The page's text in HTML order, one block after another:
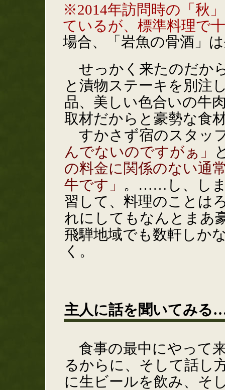
※2014年訪問時の「秋
ているが、標準料理で
場合、「岩魚の骨酒」
せっかく来たのだか
と漬物ステーキを別注
品、美しい色合いの牛
取材だからと豪勢な食
すかさず宿のスタッ
んでないのですがぁ」
の料金に関係のない通
牛です」 。……し、しま
習して、料理のことは
れにしてもなんとまあ
飛騨地域でも数軒しか
く。
主人に話を聞いてみ
食事の最中にやって
るからに、そして話し
に生ビールを飲み、そ